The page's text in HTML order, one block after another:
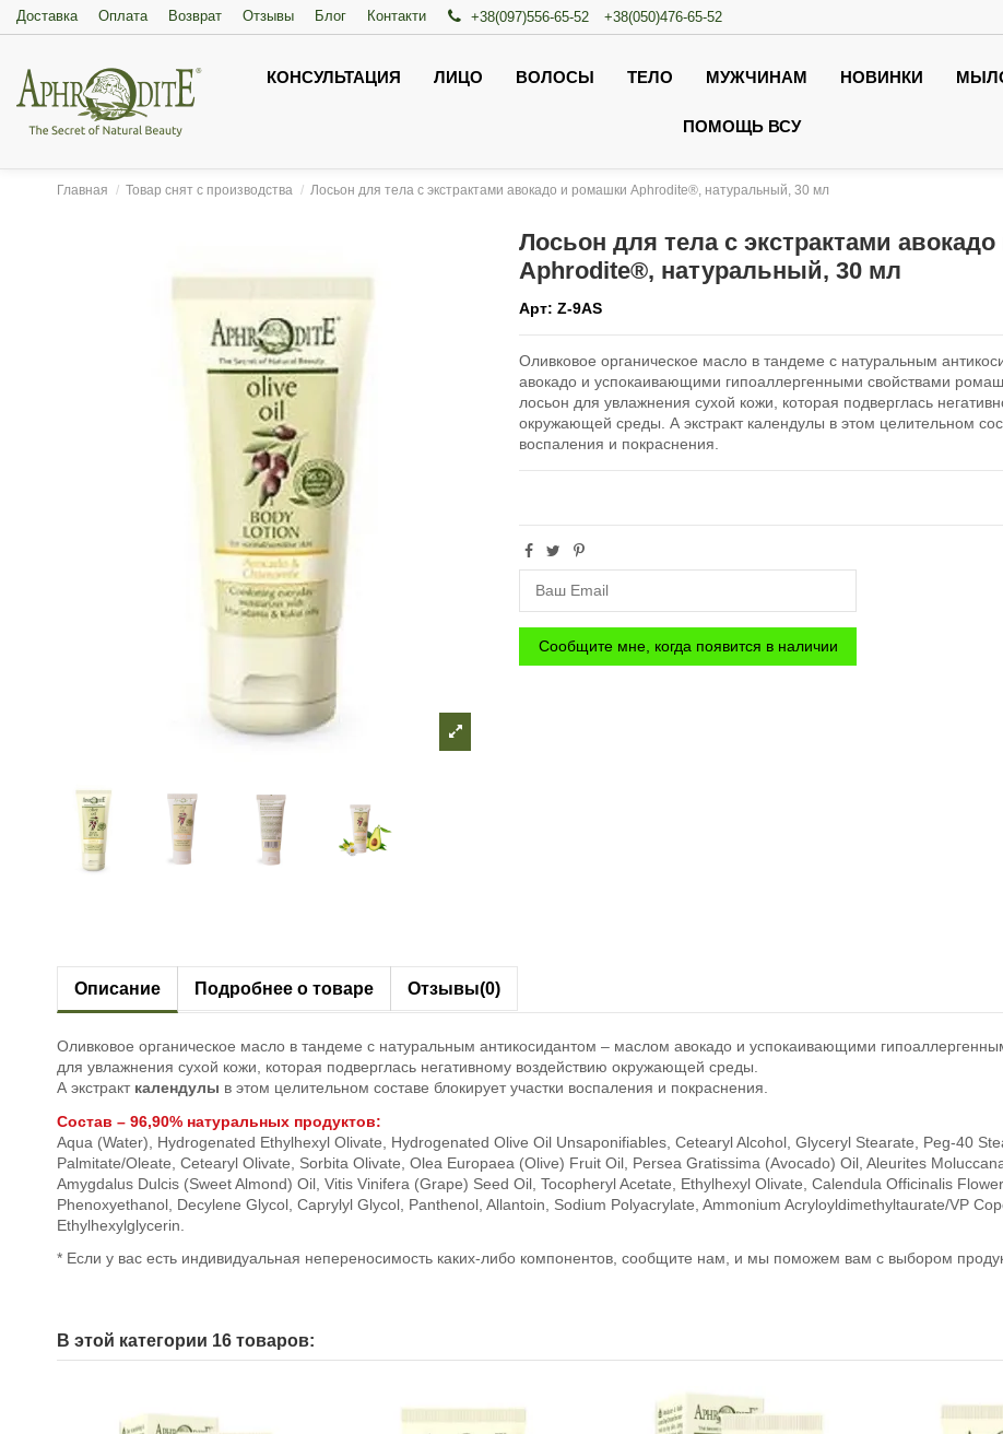
Доставка Оплата Возврат Отзывы Блог Контакти +38(097)556-65-52 +38(050)476-65-52
КОНСУЛЬТАЦИЯ ЛИЦО ВОЛОСЫ ТЕЛО МУЖЧИНАМ НОВИНКИ
ПОМОЩЬ ВСУ
Главная Товар снят с производства Лосьон для тела с экстрактами авокадо и ромашки Aphrodite®, натуральный, 30 мл
Лосьон для тела с экстрактами
Aphrodite®, натуральный, 30 мл
Арт:Z-9AS
Оливковое органическое масло в тандеме с натуральным
авокадо и успокаивающими гипоаллергенными свойствами
лосьон для увлажнения сухой кожи, которая подверглась
окружающей среды. А экстракт календулы в этом целительном
воспаления и покраснения.
Описание Подробнее о товаре Отзывы(0)
Оливковое органическое масло в тандеме с натуральным антикосидантом – маслом авокадо и успокаивающими
для увлажнения сухой кожи, которая подверглась негативному воздействию окружающей среды.
А экстракт календулы в этом целительном составе блокирует участки воспаления и покраснения.
Состав – 96,90% натуральных продуктов:
Aqua (Water), Hydrogenated Ethylhexyl Olivate, Hydrogenated Olive Oil Unsaponifiables, Cetearyl Alcohol, Glyceryl Stearate, Peg-40
Palmitate/Oleate, Cetearyl Olivate, Sorbita Olivate, Olea Europaea (Olive) Fruit Oil, Persea Gratissima (Avocado) Oil, Aleurites
Amygdalus Dulcis (Sweet Almond) Oil, Vitis Vinifera (Grape) Seed Oil, Tocopheryl Acetate, Ethylhexyl Olivate, Calendula Officinalis
Phenoxyethanol, Decylene Glycol, Caprylyl Glycol, Panthenol, Allantoin, Sodium Polyacrylate, Ammonium Acryloyldimethyltaurate/VP
Ethylhexylglycerin.
* Если у вас есть индивидуальная непереносимость каких-либо компонентов, сообщите нам, и мы поможем вам с выбором
В этой категории 16 товаров: